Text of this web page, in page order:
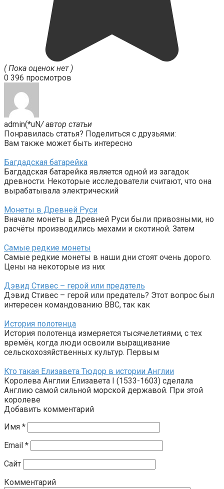
( Пока оценок нет )
0 396 просмотров
admin(*uN/ автор статьи
Понравилась статья? Поделиться с друзьями:
Вам также может быть интересно
Багдадская батарейка
Багдадская батарейка является одной из загадок
древности. Некоторые исследователи считают, что она
вырабатывала электрический
Монеты в Древней Руси
Вначале монеты в Древней Руси были привозными, но
расчёты производились мехами и скотиной. Затем
Самые редкие монеты
Самые редкие монеты в наши дни стоят очень дорого.
Цены на некоторые из них
Дэвид Стивес – герой или предатель
Дэвид Стивес – герой или предатель? Этот вопрос был
интересен командованию ВВС, так как
История полотенца
История полотенца измеряется тысячелетиями, с тех
времён, когда люди освоили выращивание
сельскохозяйственных культур. Первым
Кто такая Елизавета Тюдор в истории Англии
Королева Англии Елизавета I (1533-1603) сделала
Англию самой сильной морской державой. При этой
королеве
Добавить комментарий
Имя *
Email *
Сайт
Комментарий